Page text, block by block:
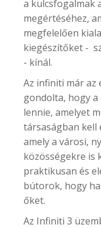
a kulcsfogalmak
megértéséhez,
megfelelően
kiegészítőket -
- kínál.
Az infiniti már az
gondolta, hogy
lennie, amelyet
társaságban kell
amely a városi,
közösségekre is
praktikusan és
bútorok, hogy
őket.
Az Infiniti 3